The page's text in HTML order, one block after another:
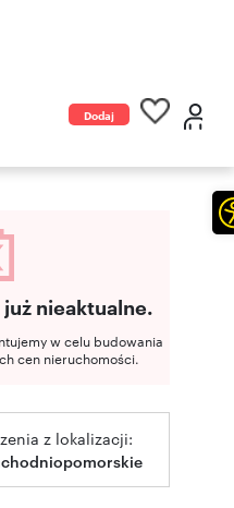
Dodaj
już nieaktualne.
w celu budowania
cen nieruchomości.
z lokalizacji: